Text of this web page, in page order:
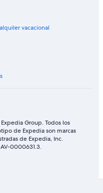
vacacional
Group. Todos los
de Expedia son marcas
de Expedia, Inc.
0000631.3.